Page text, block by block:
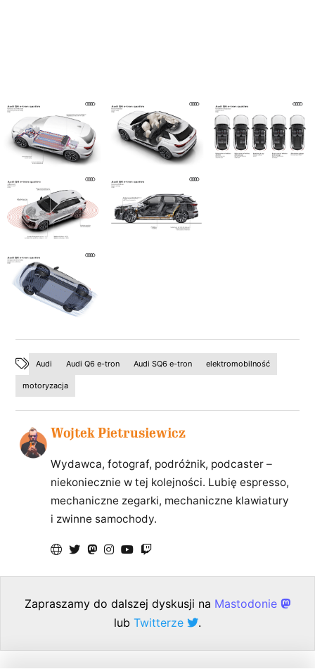
Audi Audi Q6 e-tron Audi SQ6 e-tron elektromobilność
motoryzacja
Wojtek Pietrusiewicz
Wydawca, fotograf, podróżnik, podcaster –
niekoniecznie w tej kolejności. Lubię espresso,
mechaniczne zegarki, mechaniczne klawiatury
i zwinne samochody.
Zapraszamy do dalszej dyskusji na Mastodonie
lub Twitterze .